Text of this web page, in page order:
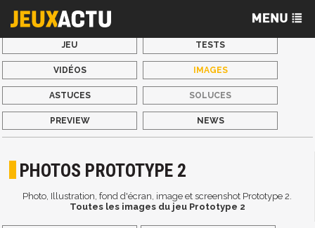
JEU TESTS
VIDÉOS IMAGES
ASTUCES SOLUCES
PREVIEW NEWS
PHOTOS PROTOTYPE 2
Photo, Illustration, fond d'écran, image et screenshot Prototype 2.
Toutes les images du jeu Prototype 2